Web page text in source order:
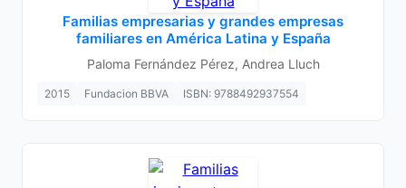
Familias empresarias y grandes empresas
familiares en América Latina y España
Paloma Fernández Pérez, Andrea Lluch
2015 Fundacion BBVA ISBN: 9788492937554